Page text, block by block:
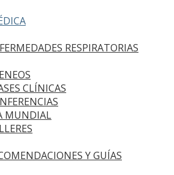
RESPIRATORIAS
CLÍNICAS
MUNDIAL
Y GUÍAS